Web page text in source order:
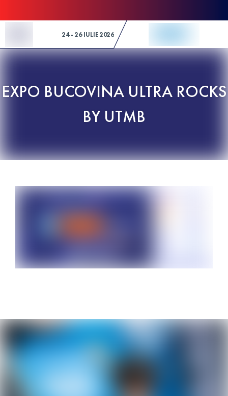
24 - 26 IULIE 2026
EXPO BUCOVINA ULTRA ROCKS
BY UTMB